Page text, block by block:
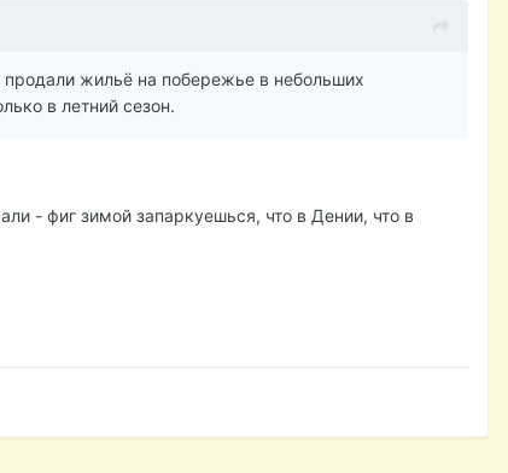
жильё на побережье в небольших
в летний сезон.
- фиг зимой запаркуешься, что в Дении, что в